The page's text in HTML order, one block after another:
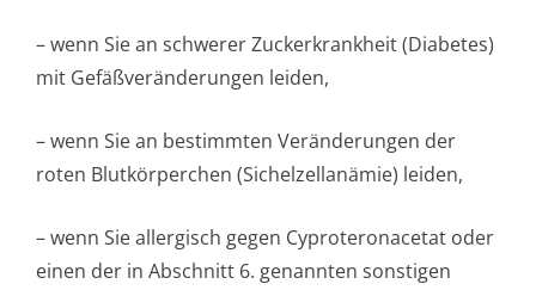
– wenn Sie an schwerer Zuckerkrankheit (Diabetes)
mit Gefäßveränderungen leiden,
– wenn Sie an bestimmten Veränderungen der
roten Blutkörperchen (Sichelzellanämie) leiden,
– wenn Sie allergisch gegen Cyproteronacetat oder
einen der in Abschnitt 6. genannten sonstigen